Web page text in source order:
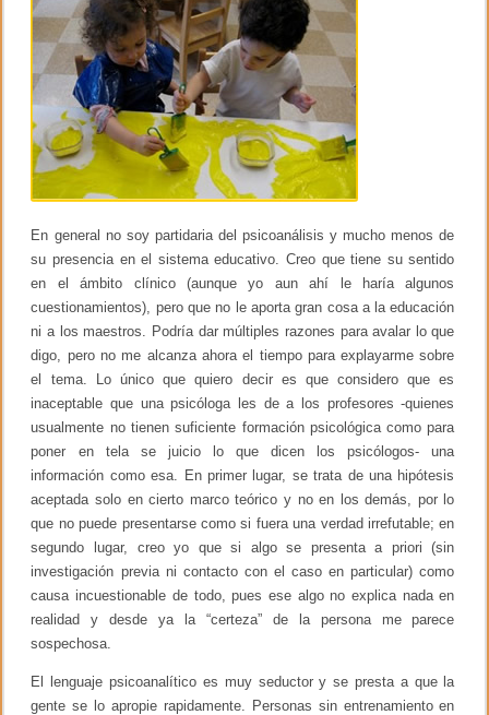
o
e
i
n
n
s
c
n
e
a
e
v
o
En general no soy partidaria del psicoanálisis y mucho menos de
su presencia en el sistema educativo. Creo que tiene su sentido
en el ámbito clínico (aunque yo aun ahí le haría algunos
cuestionamientos), pero que no le aporta gran cosa a la educación
ni a los maestros. Podría dar múltiples razones para avalar lo que
digo, pero no me alcanza ahora el tiempo para explayarme sobre
el tema. Lo único que quiero decir es que considero que es
inaceptable que una psicóloga les de a los profesores -quienes
usualmente no tienen suficiente formación psicológica como para
poner en tela se juicio lo que dicen los psicólogos- una
información como esa. En primer lugar, se trata de una hipótesis
aceptada solo en cierto marco teórico y no en los demás, por lo
que no puede presentarse como si fuera una verdad irrefutable; en
segundo lugar, creo yo que si algo se presenta a priori (sin
investigación previa ni contacto con el caso en particular) como
causa incuestionable de todo, pues ese algo no explica nada en
realidad y desde ya la “certeza” de la persona me parece
sospechosa.
El lenguaje psicoanalítico es muy seductor y se presta a que la
gente se lo apropie rapidamente. Personas sin entrenamiento en